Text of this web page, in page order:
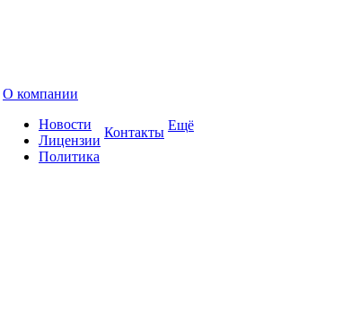
О компании
Новости
Лицензии
Политика
Контакты Ещё